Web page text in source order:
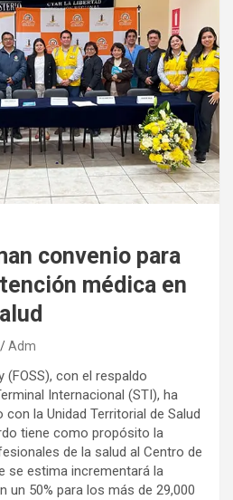
convenio para
médica en
Adm
(FOSS), con el respaldo
Internacional (STI), ha
la Unidad Territorial de Salud
tiene como propósito la
de la salud al Centro de
se estima incrementará la
un 50% para los más de 29,000